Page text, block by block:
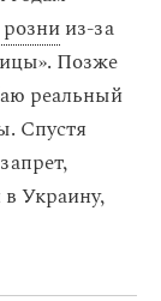
из-за
Позже
реальный
Спустя
в Украину,